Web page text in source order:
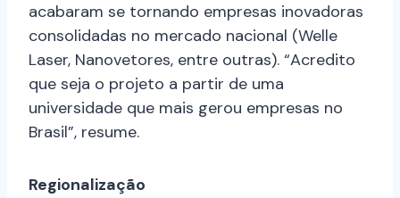
acabaram se tornando empresas inovadoras
consolidadas no mercado nacional (Welle
Laser, Nanovetores, entre outras). “Acredito
que seja o projeto a partir de uma
universidade que mais gerou empresas no
Brasil”, resume.
Regionalização